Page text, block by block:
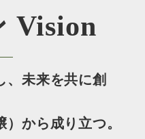
Vision
、未来を共に創
から成り立つ。